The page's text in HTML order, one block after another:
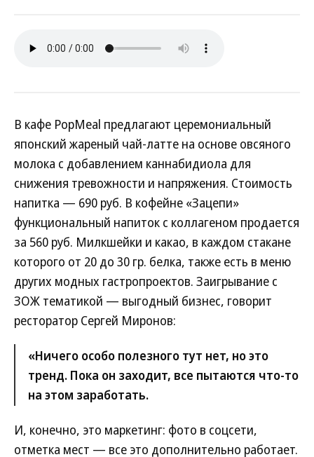
В кафе PopMeal предлагают церемониальный
японский жареный чай-латте на основе овсяного
молока с добавлением каннабидиола для
снижения тревожности и напряжения. Стоимость
напитка — 690 руб. В кофейне «Зацепи»
функциональный напиток с коллагеном продается
за 560 руб. Милкшейки и какао, в каждом стакане
которого от 20 до 30 гр. белка, также есть в меню
других модных гастропроектов. Заигрывание с
ЗОЖ тематикой — выгодный бизнес, говорит
ресторатор Сергей Миронов:
«Ничего особо полезного тут нет, но это
тренд. Пока он заходит, все пытаются что-то
на этом заработать.
И, конечно, это маркетинг: фото в соцсети,
отметка мест — все это дополнительно работает.